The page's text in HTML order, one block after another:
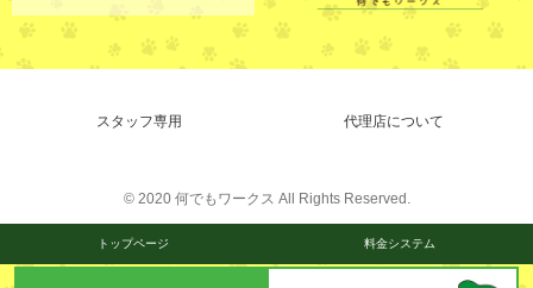
スタッフ専用 代理店について
© 2020 何でもワークス All Rights Reserved.
トップページ 料金システム